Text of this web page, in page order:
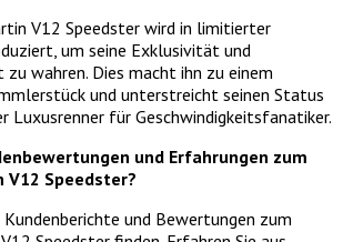
V12 Speedster wird in limitierter
um seine Exklusivität und
zu wahren. Dies macht ihn zu einem
und unterstreicht seinen Status
Luxusrenner für Geschwindigkeitsfanatiker.
und Erfahrungen zum
Speedster?
Kundenberichte und Bewertungen zum